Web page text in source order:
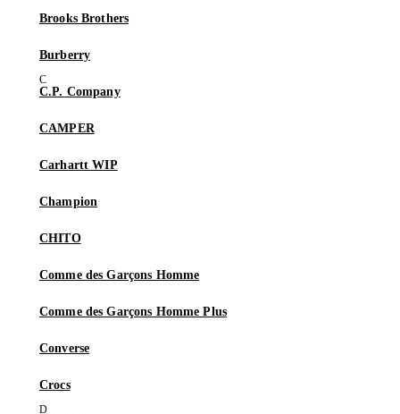
Brooks Brothers
Burberry
C.P. Company
CAMPER
Carhartt WIP
Champion
CHITO
Comme des Garçons Homme
Comme des Garçons Homme Plus
Converse
Crocs